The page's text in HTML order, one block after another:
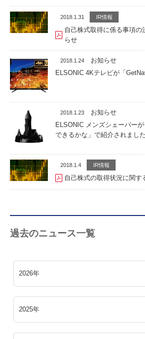
2018.1.31 IR情報
自己株式取得に係る事項の
らせ
2018.1.24
お知らせ
ELSONIC 4Kテレビが「
2018.1.23
お知らせ
ELSONIC メンズシェーバー
できるかな」で紹介されました
2018.1.4 IR情報
自己株式の取得状況に関す
過去のニュース一覧
2026年
2025年